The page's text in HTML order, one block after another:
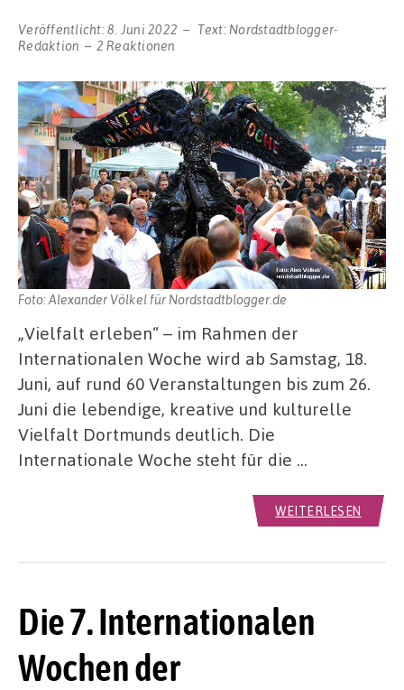
Veröffentlicht:8. Juni 2022 Text: Nordstadtblogger-
Redaktion
2 Reaktionen
Foto: Alexander Völkel für Nordstadtblogger.de
„Vielfalt erleben“ – im Rahmen der
Internationalen Woche wird ab Samstag, 18.
Juni, auf rund 60 Veranstaltungen bis zum 26.
Juni die lebendige, kreative und kulturelle
Vielfalt Dortmunds deutlich. Die
Internationale Woche steht für die …
WEITERLESEN
Die 7. Internationalen
Wochen der